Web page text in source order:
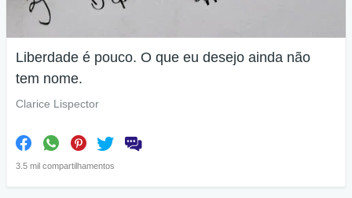
Liberdade é pouco. O que eu desejo ainda não
tem nome.
Clarice Lispector
3.5 mil compartilhamentos